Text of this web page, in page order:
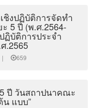
ชิงปฏิบัติการจัดทำ
5 ปี (พ.ศ.2564-
ฏิบัติการประจำ
.2565
| 659
ปี วันสถาปนาคณะ
น แบบ”